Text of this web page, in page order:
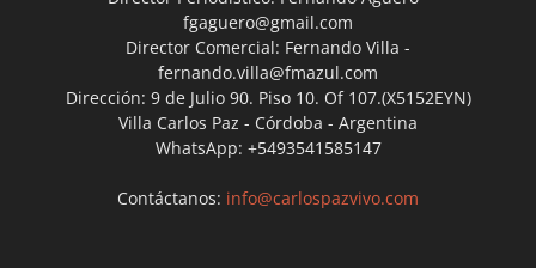
fgaguero@gmail.com
Director Comercial: Fernando Villa -
fernando.villa@fmazul.com
Dirección: 9 de Julio 90. Piso 10. Of 107.(X5152EYN)
Villa Carlos Paz - Córdoba - Argentina
WhatsApp: +5493541585147
Contáctanos: info@carlospazvivo.com